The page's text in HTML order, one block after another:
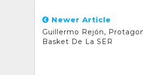
Newer Article
Guillermo Rejón,
Basket De La SER